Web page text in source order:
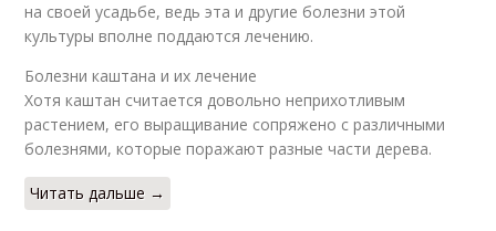
на своей усадьбе, ведь эта и другие болезни этой
культуры вполне поддаются лечению.
Болезни каштана и их лечение
Хотя каштан считается довольно неприхотливым
растением, его выращивание сопряжено с различными
болезнями, которые поражают разные части дерева.
Читать дальше →